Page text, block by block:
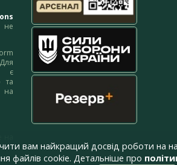
є
та
на
вам найкращий досвід роботи на
файлів cookie. Детальніше про